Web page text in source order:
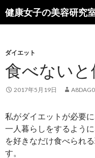
健康女子の美容研究
索
ン
ツ
へ
キ
プ
ダイエット
食べない
2017年5月19日
私がダイエットが必要
一人暮らしをするよう
を好きなだけ食べられ
す。